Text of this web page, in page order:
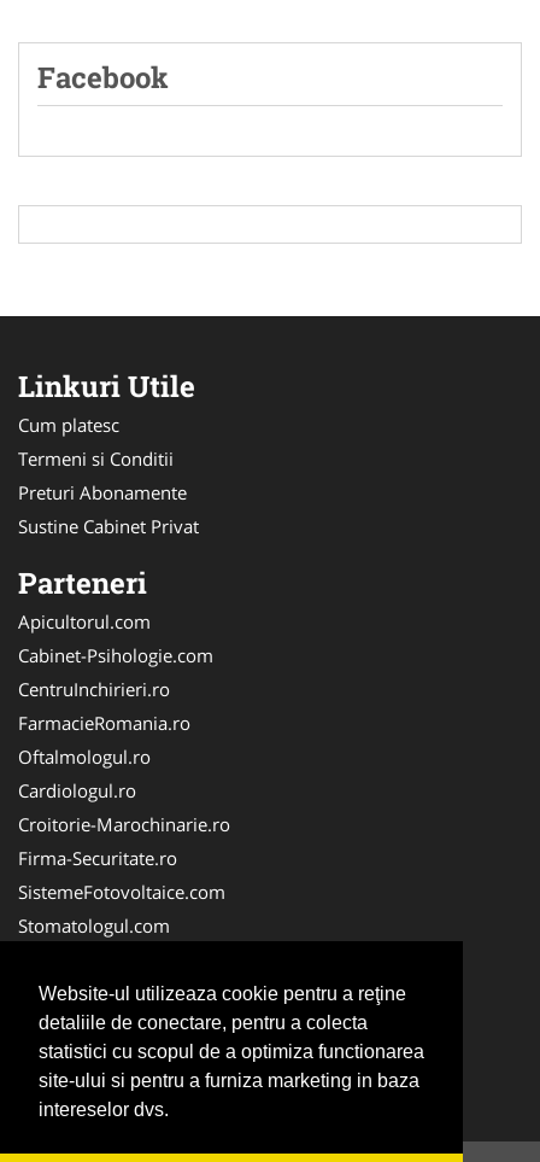
Website-ul utilizeaza cookie pentru a reţine
detaliile de conectare, pentru a colecta
statistici cu scopul de a optimiza functionarea
site-ului si pentru a furniza marketing in baza
intereselor dvs.
Facebook
Linkuri Utile
Cum platesc
Termeni si Conditii
Preturi Abonamente
Sustine Cabinet Privat
Parteneri
Apicultorul.com
Cabinet-Psihologie.com
CentruInchirieri.ro
FarmacieRomania.ro
Oftalmologul.ro
Cardiologul.ro
Croitorie-Marochinarie.ro
Firma-Securitate.ro
SistemeFotovoltaice.com
Stomatologul.com
Birouri-Cadastru.ro
Cabinet-Individual.ro
CramaVinuri.ro
InstalatiiSolare.com